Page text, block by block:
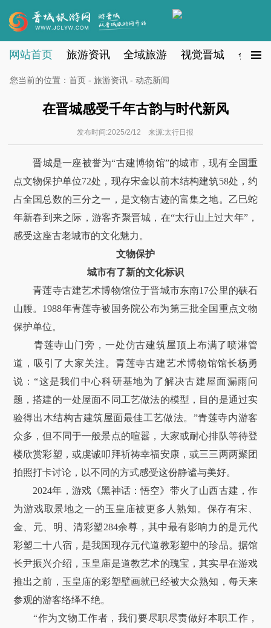
网站首页 旅游资讯 全域旅游 视觉晋城 会员
您当前的位置： 首页 - 旅游资讯 - 动态新闻
在晋城感受千年古韵与时代新风
发布时间:2025/2/12 来源:太行日报
晋城是一座被誉为“古建博物馆”的城市，现有全国重
点文物保护单位72处，现存宋金以前木结构建筑58处，约
占全国总数的三分之一，是文物古迹的富集之地。乙巳蛇
年新春到来之际，游客齐聚晋城，在“太行山上过大年”，
感受这座古老城市的文化魅力。
文物保护
城市有了新的文化标识
青莲寺古建艺术博物馆位于晋城市东南17公里的硖石
山腰。1988年青莲寺被国务院公布为第三批全国重点文物
保护单位。
青莲寺山门旁，一处仿古建筑屋顶上布满了喷淋管
道，吸引了大家关注。青莲寺古建艺术博物馆馆长杨勇
说：“这是我们中心科研基地为了解决古建屋面漏雨问
题，搭建的一处屋面不同工艺做法的模型，目的是通过实
验得出木结构古建筑屋面最佳工艺做法。”青莲寺内游客
众多，但不同于一般景点的喧嚣，大家或耐心排队等待登
楼欣赏彩塑，或虔诚叩拜祈祷幸福安康，或三三两两聚团
拍照打卡讨论，以不同的方式感受这份静谧与美好。
2024年，游戏《黑神话：悟空》带火了山西古建，作
为游戏取景地之一的玉皇庙被更多人熟知。保存有宋、
金、元、明、清彩塑284余尊，其中最有影响力的是元代
彩塑二十八宿，是我国现存元代道教彩塑中的珍品。据馆
长尹振兴介绍，玉皇庙是道教艺术的瑰宝，其实早在游戏
推出之前，玉皇庙的彩塑壁画就已经被大众熟知，每天来
参观的游客络绎不绝。
“作为文物工作者，我们要尽职尽责做好本职工作，